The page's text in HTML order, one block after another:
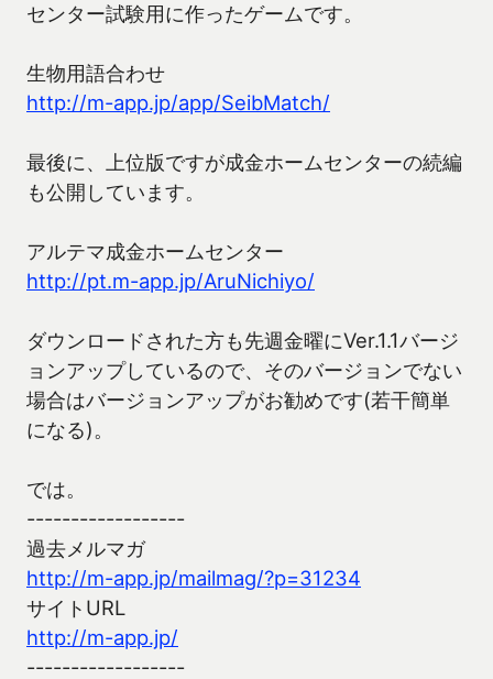
センター試験用に作ったゲームです。
生物用語合わせ
http://m-app.jp/app/SeibMatch/
最後に、上位版ですが成金ホームセンターの続編
も公開しています。
アルテマ成金ホームセンター
http://pt.m-app.jp/AruNichiyo/
ダウンロードされた方も先週金曜にVer.1.1バージ
ョンアップしているので、そのバージョンでない
場合はバージョンアップがお勧めです(若干簡単
になる)。
では。
------------------
過去メルマガ
http://m-app.jp/mailmag/?p=31234
サイトURL
http://m-app.jp/
------------------